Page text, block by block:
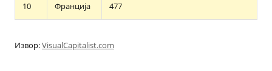
10 Франција 477
Извор:VisualCapitalist.com